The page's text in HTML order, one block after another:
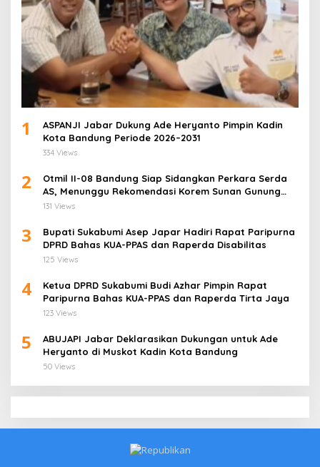
1
ASPANJI Jabar Dukung Ade Heryanto Pimpin Kadin
Kota Bandung Periode 2026–2031
334 Views
2
Otmil II-08 Bandung Siap Sidangkan Perkara Serda
AS, Menunggu Rekomendasi Korem Sunan Gunung
Jati Cirebon
131 Views
3
Bupati Sukabumi Asep Japar Hadiri Rapat Paripurna
DPRD Bahas KUA-PPAS dan Raperda Disabilitas
125 Views
4
Ketua DPRD Sukabumi Budi Azhar Pimpin Rapat
Paripurna Bahas KUA-PPAS dan Raperda Tirta Jaya
123 Views
5
ABUJAPI Jabar Deklarasikan Dukungan untuk Ade
Heryanto di Muskot Kadin Kota Bandung
50 Views